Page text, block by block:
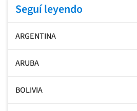
Seguí leyendo
ARGENTINA
ARUBA
BOLIVIA